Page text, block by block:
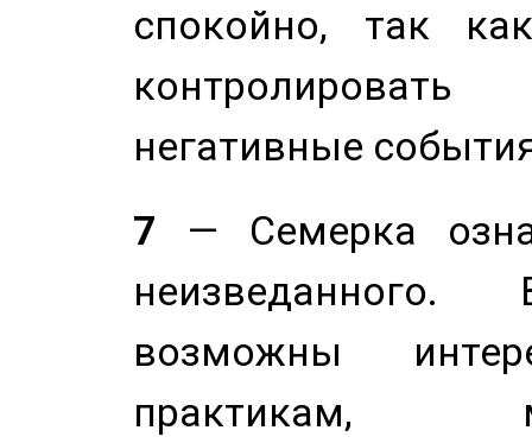
спокойно, так
негативные
7 — Семерка
возможны
практикам,